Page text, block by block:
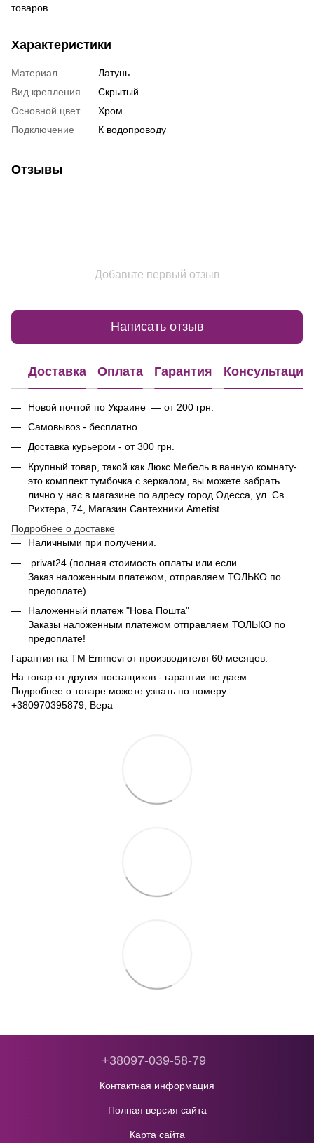
товаров.
Характеристики
Материал
Латунь
Вид крепления
Скрытый
Основной цвет
Хром
Подключение
К водопроводу
Отзывы
Добавьте первый отзыв
Написать отзыв
Доставка Оплата Гарантия Консультация
Новой почтой по Украине — от 200 грн.
Самовывоз - бесплатно
Доставка курьером - от 300 грн.
Крупный товар, такой как Люкс Мебель в ванную комнату-
это комплект тумбочка с зеркалом, вы можете забрать
лично у нас в магазине по адресу город Одесса, ул. Св.
Рихтера, 74, Магазин Сантехники Ametist
Подробнее о доставке
Наличными при получении.
privat24 (полная стоимость оплаты или если
Заказ наложенным платежом, отправляем ТОЛЬКО по
предоплате)
Наложенный платеж "Нова Пошта"
Заказы наложенным платежом отправляем ТОЛЬКО по
предоплате!
Гарантия на ТМ Emmevi от производителя 60 месяцев.
На товар от других постащиков - гарантии не даем.
Подробнее о товаре можете узнать по номеру
+380970395879, Вера
+38097-039-58-79
Контактная информация
Полная версия сайта
Карта сайта